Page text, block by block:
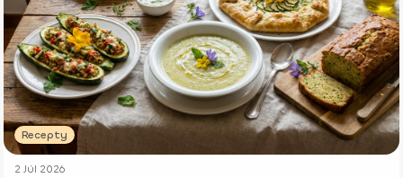
Recepty
2 Júl 2026